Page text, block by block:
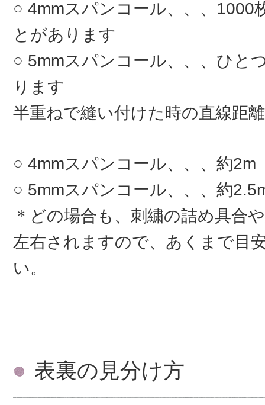
4mmスパンコール、、、1000
とがあります
5mmスパンコール、、、ひと
ります
半重ねで縫い付けた時の直線距離
4mmスパンコール、、、約2m
5mmスパンコール、、、約
＊どの場合も、刺繍の詰め具合
左右されますので、あくまで目
い。
表裏の見分け方